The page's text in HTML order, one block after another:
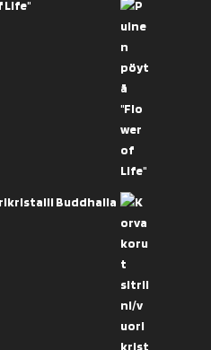
Life"
Buddhalla